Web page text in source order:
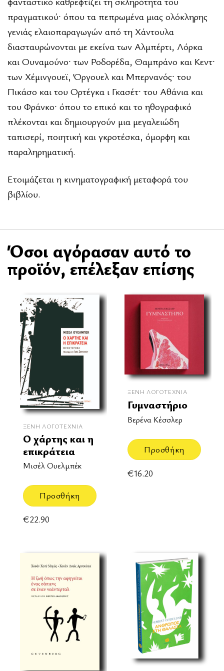
πραγματικού· όπου τα πεπρωμένα μιας ολόκληρης
γενιάς ελαιοπαραγωγών από τη Χάντουλα
διασταυρώνονται με εκείνα των Αλμπέρτι, Λόρκα
και Ουναμούνο· των Ροδορέδα, Θαμπράνο και Κεντ·
των Χέμινγουεϊ, Όργουελ και Μπερνανός· του
Πικάσο και του Ορτέγκα ι Γκασέτ· του Αθάνια και
του Φράνκο· όπου το επικό και το ηθογραφικό
πλέκονται και δημιουργούν μια μεγαλειώδη
ταπισερί, ποιητική και γκροτέσκα, όμορφη και
παραληρηματική.
Ετοιμάζεται η κινηματογραφική μεταφορά του
βιβλίου.
Όσοι αγόρασαν αυτό το
προϊόν, επέλεξαν επίσης
ΞΈΝΗ ΛΟΓΟΤΕΧΝΊΑ
Ο χάρτης και η
επικράτεια
Μισέλ Ουελμπέκ
Προσθήκη
€22.90
ΞΈΝΗ ΛΟΓΟΤΕΧΝΊΑ
Γυμναστήριο
Βερένα Κέσσλερ
Προσθήκη
€16.20